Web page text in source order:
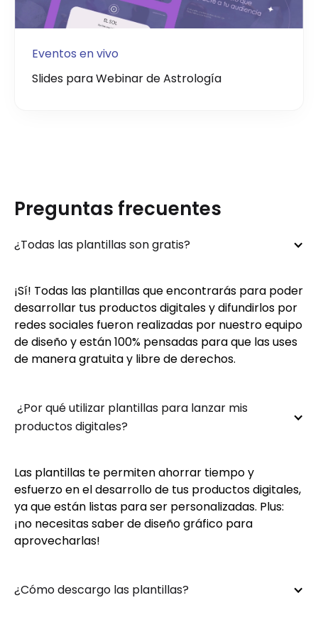
Eventos en vivo
Slides para Webinar de Astrología
Preguntas frecuentes
¿Todas las plantillas son gratis?
¡Sí! Todas las plantillas que encontrarás para poder
desarrollar tus productos digitales y difundirlos por
redes sociales fueron realizadas por nuestro equipo
de diseño y están 100% pensadas para que las uses
de manera gratuita y libre de derechos.
¿Por qué utilizar plantillas para lanzar mis
productos digitales?
Las plantillas te permiten ahorrar tiempo y
esfuerzo en el desarrollo de tus productos digitales,
ya que están listas para ser personalizadas. Plus:
¡no necesitas saber de diseño gráfico para
aprovecharlas!
¿Cómo descargo las plantillas?